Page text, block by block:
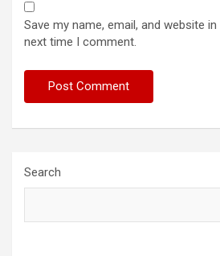
Save my name, email, and website
next time I comment.
Search